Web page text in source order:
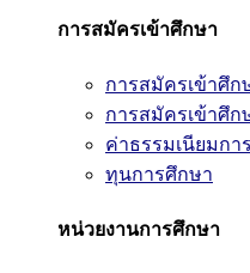
การสมัครเข้าศึกษา
การสมัครเข้าศึ
การสมัครเข้าศึ
ค่าธรรมเนียมกา
ทุนการศึกษา
หน่วยงานการศึกษา